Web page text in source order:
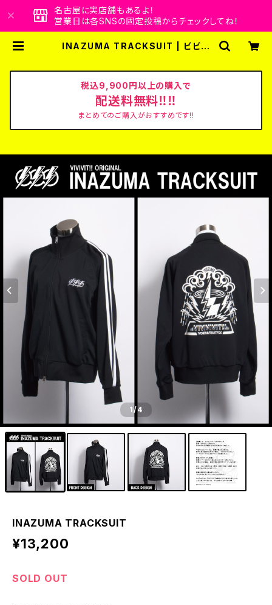
名古屋に実店舗もあるよ！
営業日は各SNSの固定投稿からチェックしてね！
INAZUMA TRACKSUIT | ビビビ
税込9,900円以上の購入で
配送料無料‼‼
まとめてのご購入がおすすめです!!
1/4
INAZUMA TRACKSUIT
¥13,200
SOLD OUT